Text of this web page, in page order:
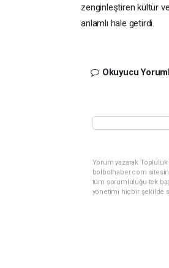
zenginleştiren kültür
anlamlı hale getirdi.
Okuyucu
Yorum yazarak Topluluk
bolbolhaber.com
tüm sorumluluğu tek
yönetimi hiçbir şekilde